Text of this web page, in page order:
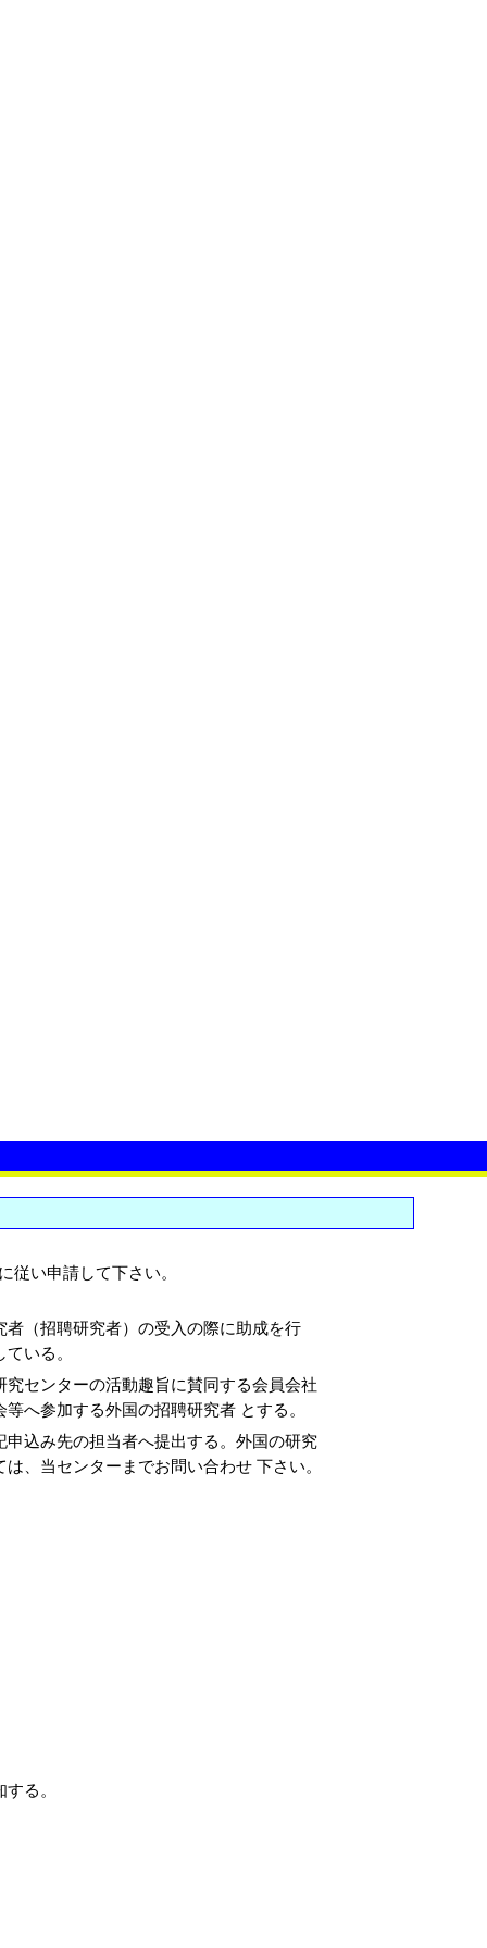
い申請して下さい。
（招聘研究者）の受入の際に助成を行
いる。
センターの活動趣旨に賛同する会員会社
へ参加する外国の招聘研究者 とする。
込み先の担当者へ提出する。外国の研究
、当センターまでお問い合わせ 下さい。
る。